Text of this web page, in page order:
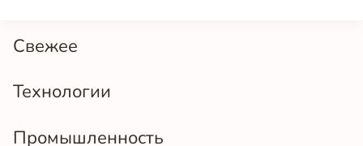
Свежее
Технологии
Промышленность